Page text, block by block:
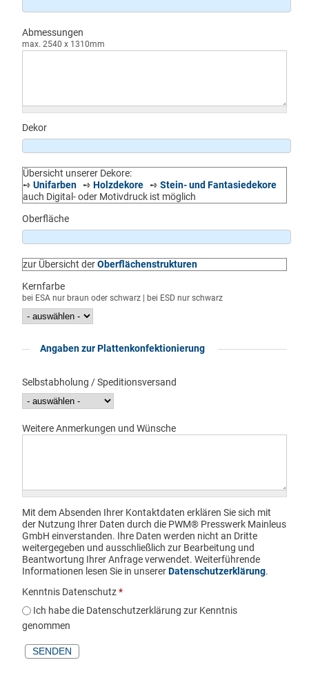
Abmessungen
max. 2540 x 1310mm
Dekor
Übersicht unserer Dekore:
➺Unifarben ➺Holzdekore ➺Stein- und Fantasiedekore
auch Digital- oder Motivdruck ist möglich
Oberfläche
zur Übersicht derOberflächenstrukturen
Kernfarbe
bei ESA nur braun oder schwarz | bei ESD nur schwarz
Anzeigen
Angaben zur Plattenkonfektionierung
Selbstabholung / Speditionsversand
Weitere Anmerkungen und Wünsche
Mit dem Absenden Ihrer Kontaktdaten erklären Sie sich mit
der Nutzung Ihrer Daten durch die PWM® Presswerk Mainleus
GmbH einverstanden. Ihre Daten werden nicht an Dritte
weitergegeben und ausschließlich zur Bearbeitung und
Beantwortung Ihrer Anfrage verwendet. Weiterführende
Informationen lesen Sie in unsererDatenschutzerklärung.
Kenntnis Datenschutz*
Ich habe die Datenschutzerklärung zur Kenntnis
genommen